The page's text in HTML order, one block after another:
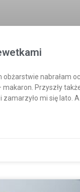
obżarstwie nabrałam
makaron. Przyszły
zamarzyło mi się lato.